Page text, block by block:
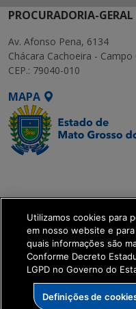
PROCURADORIA-
Av. Afonso Pena, 6134
Chácara Cachoeira -
CEP.: 79040-010
MAPA
get_footer();
Utilizamos cookies para
em nosso website e
quais informações são
Conforme Decreto
LGPD no Governo do
Definições de